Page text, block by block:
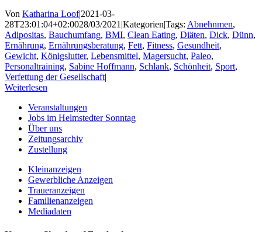
Von Katharina Loof|2021-03-
28T23:01:04+02:0028/03/2021 |Kategorien|Tags: Abnehnmen,
Adipositas, Bauchumfang, BMI, Clean Eating, Diäten, Dick, Dünn,
Ernährung, Ernährungsberatung, Fett, Fitness, Gesundheit,
Gewicht, Königslutter, Lebensmittel, Magersucht, Paleo,
Personaltraining, Sabine Hoffmann, Schlank, Schönheit, Sport,
Verfettung der Gesellschaft|
Weiterlesen
Veranstaltungen
Jobs im Helmstedter Sonntag
Über uns
Zeitungsarchiv
Zustellung
Kleinanzeigen
Gewerbliche Anzeigen
Traueranzeigen
Familienanzeigen
Mediadaten